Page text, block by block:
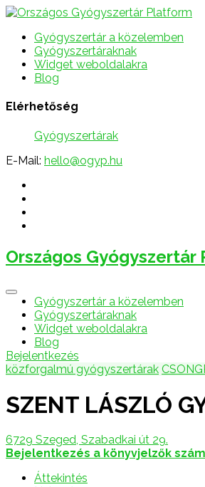
Gyógyszertár a közelemben
Gyógyszertáraknak
Widget weboldalakra
Blog
Elérhetőség
Gyógyszertárak
E-Mail: hello@ogyp.hu
Országos Gyógyszertár
Gyógyszertár a közelemben
Gyógyszertáraknak
Widget weboldalakra
Blog
Bejelentkezés
közforgalmú gyógyszertárak
SZENT LÁSZLÓ
6729 Szeged, Szabadkai út 29.
Bejelentkezés a könyvjelzők
Áttekintés